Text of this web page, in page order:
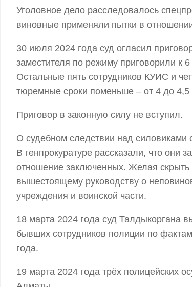
Уголовное дело расследовалось
виновные применяли пытки в
30 июля 2024 года суд огласил
заместителя по режиму приговорили
Остальные пять сотрудников КУИС и
тюремные сроки поменьше – от 4 до
Приговор в законную силу не вступил.
О судебном следствии над силовиками
В генпрокуратуре рассказали, что они
отношение заключенных. Желая
вышестоящему руководству о
учреждения и воинской части.
18 марта 2024 года суд Талдыкоргана
бывших сотрудников полиции по
года.
19 марта 2024 года трёх полицейских